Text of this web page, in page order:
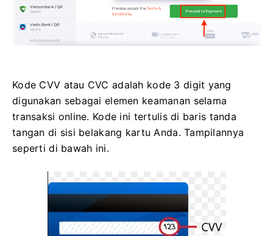
Kode CVV atau СVC adalah kode 3 digit yang
digunakan sebagai elemen keamanan selama
transaksi online. Kode ini tertulis di baris tanda
tangan di sisi belakang kartu Anda. Tampilannya
seperti di bawah ini.